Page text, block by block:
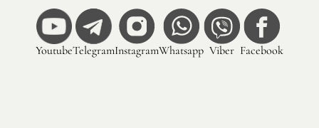
YoutubeTelegramInstagramWhatsapp Viber Facebook